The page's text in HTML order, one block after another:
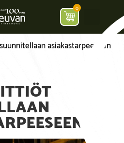
0
asiakastarpeeseen